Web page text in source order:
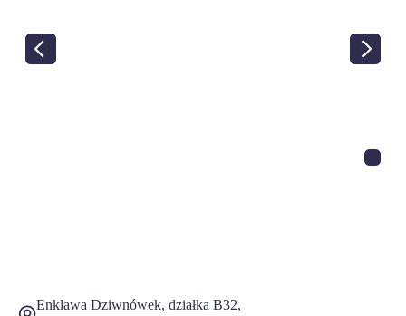
Enklawa Dziwnówek, działka B32,